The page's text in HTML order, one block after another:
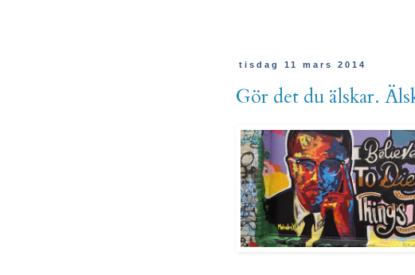
tisdag 11 mars 2014
Gör det du älskar.